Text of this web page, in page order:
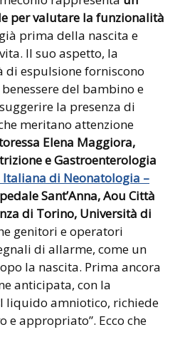
per valutare la funzionalità
già prima della nascita e
Il suo aspetto, la
espulsione forniscono
del bambino e
la presenza di
meritano attenzione
Elena Maggiora,
e Gastroenterologia
Italiana di Neonatologia –
Sant’Anna, Aou Città
di Torino, Università di
genitori e operatori
di allarme, come un
la nascita. Prima ancora
anticipata, con la
liquido amniotico, richiede
e appropriato”. Ecco che